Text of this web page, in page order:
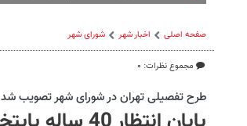
صفحه اصلی اخبار شهر شورای شهر
مجموع نظرات: ۰
طرح تفصیلی تهران در شورای شهر تصویب شد